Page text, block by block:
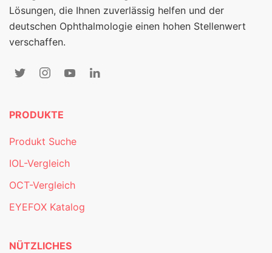
Lösungen, die Ihnen zuverlässig helfen und der
deutschen Ophthalmologie einen hohen Stellenwert
verschaffen.
PRODUKTE
Produkt Suche
IOL-Vergleich
OCT-Vergleich
EYEFOX Katalog
NÜTZLICHES